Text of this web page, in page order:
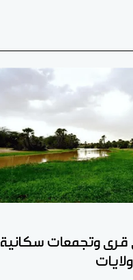
قرى وتجمعات سكانية